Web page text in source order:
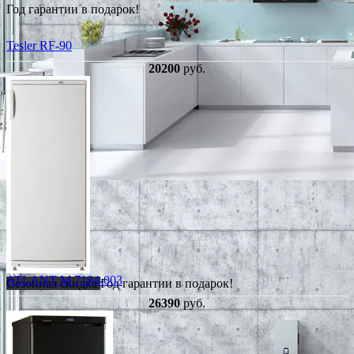
Год гарантии в подарок!
Tesler RF-90
20200 руб.
Сезонная скидкаГод гарантии в подарок!
ATLANT М 7184-003
26390руб.